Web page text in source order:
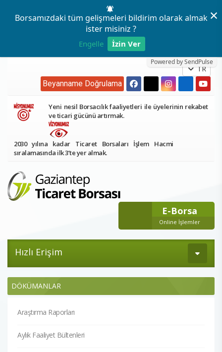
Borsamızdaki tüm gelişmeleri bildirim olarak almak
ister misiniz ?
Engelle İzin Ver
Powered by SendPulse
×
TR
Beyanname Doğrulama
Yeni nesil Borsacılık faaliyetleri ile üyelerinin rekabet
ve ticari gücünü artırmak.
2030 yılına kadar Ticaret Borsaları İşlem Hacmi
sıralamasında ilk 3’te yer almak.
E-Borsa
Online İşlemler
Hızlı Erişim
DÖKÜMANLAR
Araştırma Raporları
Aylık Faaliyet Bültenleri